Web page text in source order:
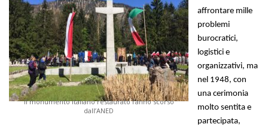
Il monumento italiano restaurato l’anno scorso
dall’ANED
affrontare mille
problemi
burocratici,
logistici e
organizzativi, ma
nel 1948, con
una cerimonia
molto sentita e
partecipata,